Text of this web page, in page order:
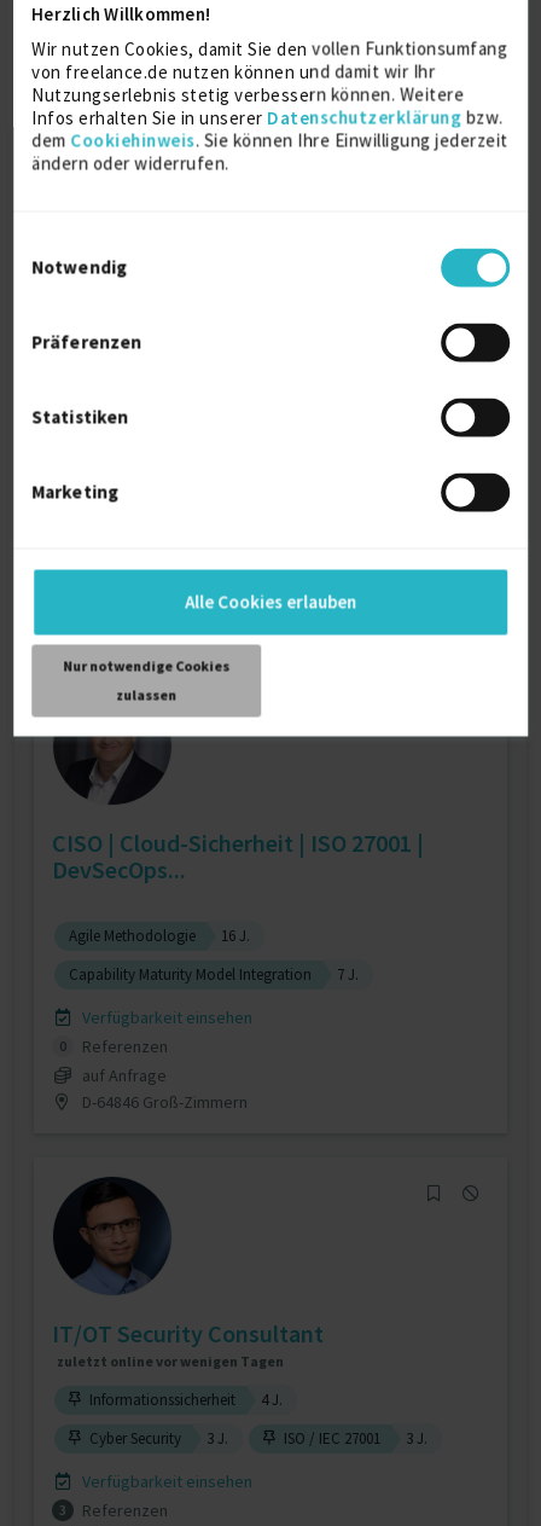
Herzlich Willkommen!
Wir nutzen Cookies, damit Sie den vollen Funktionsumfang
von freelance.de nutzen können und damit wir Ihr
Nutzungserlebnis stetig verbessern können. Weitere
Infos erhalten Sie in unserer Datenschutzerklärung bzw.
dem Cookiehinweis. Sie können Ihre Einwilligung jederzeit
ändern oder widerrufen.
Notwendig
Präferenzen
Statistiken
Marketing
Alle Cookies erlauben
Nur notwendige Cookies
zulassen
Cortex XDR
Cribl
Verfügbarkeit einsehen
0
Referenzen
auf Anfrage
D-60313 Frankfurt am Main
zuletzt online vor 5 Tagen
Microsoft Azure
CISO | Cloud-Sicherheit | ISO 27001 |
DevSecOps...
Agile Methodologie
16 J.
Capability Maturity Model Integration
7 J.
Verfügbarkeit einsehen
0
Referenzen
auf Anfrage
D-64846 Groß-Zimmern
IT/OT Security Consultant
zuletzt online vor wenigen Tagen
Informationssicherheit
4 J.
Cyber Security
3 J. ISO / IEC 27001 3 J.
Verfügbarkeit einsehen
3
Referenzen